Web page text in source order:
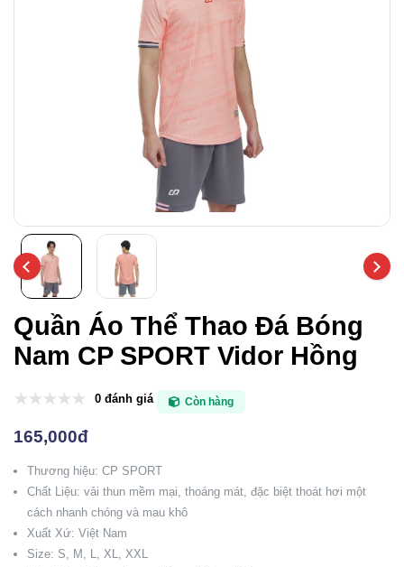
Quần Áo Thể Thao Đá Bóng
Nam CP SPORT Vidor Hồng
0 đánh giá Còn hàng
165,000đ
Thương hiệu: CP SPORT
Chất Liệu: vải thun mềm mại, thoáng mát, đặc biệt thoát hơi một
cách nhanh chóng và mau khô
Xuất Xứ: Việt Nam
Size: S, M, L, XL, XXL